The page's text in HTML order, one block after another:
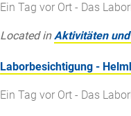
Ein Tag vor Ort - Das
Located in Aktivitäten
Laborbesichtigung -
Ein Tag vor Ort - Das